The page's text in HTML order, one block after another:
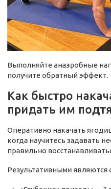
Выполняйте анаэробные
получите обратный эффект.
Как быстро
придать им
Оперативно накачать
когда научитесь задавать
правильно
Результативными являются